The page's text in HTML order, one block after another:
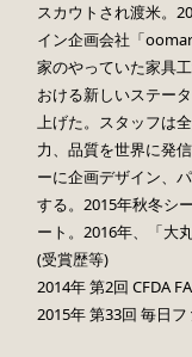
スカウトされ渡米。
イン企画会社「
家のやっていた家具
おける新しいステー
上げた。スタッフは
力、品質を世界に発
ーに企画デザイン、
する。2015年秋冬シ
ート。2016年、「大
(受賞歴等)
2014年 第2回 CFDA
2015年 第33回 毎日